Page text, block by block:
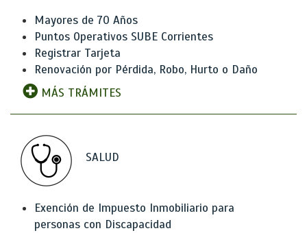
Mayores de 70 Años
Puntos Operativos SUBE Corrientes
Registrar Tarjeta
Renovación por Pérdida, Robo, Hurto o Daño
MÁS TRÁMITES
SALUD
Exención de Impuesto Inmobiliario para
personas con Discapacidad